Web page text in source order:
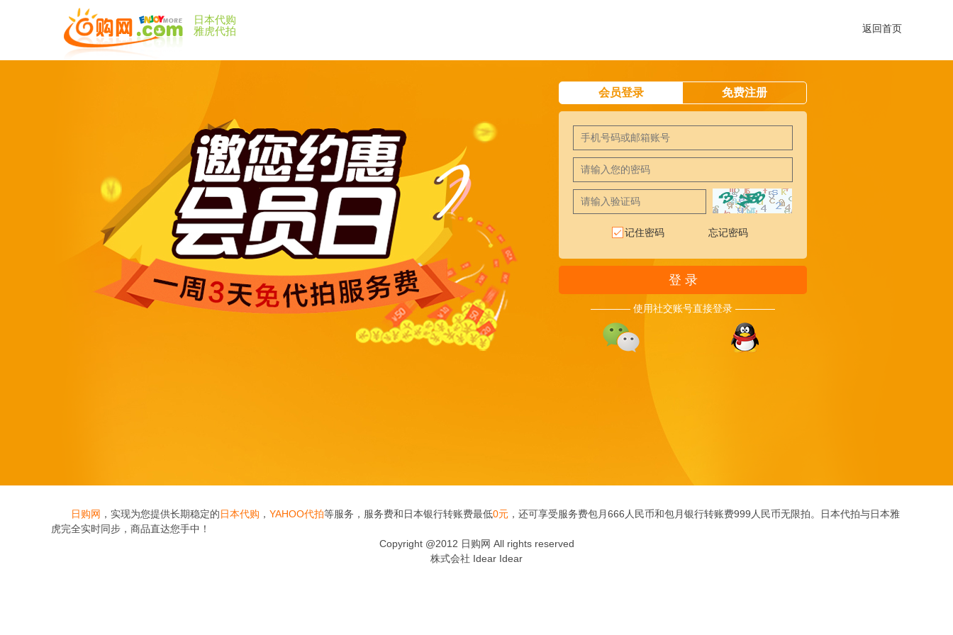
日本代购
雅虎代拍
返回首页
会员登录 免费注册
记住密码 忘记密码
登 录
———— 使用社交账号直接登录 ————
日购网 ，实现为您提供长期稳定的日本代购 ， YAHOO代拍等服务，服务费和日本银行转账费最低0元 ，还可享受服务费包月666人民币和包月银行转账费999人民币无限拍。日本代拍与日本雅
虎完全实时同步，商品直达您手中！
Copyright @2012 日购网 All rights reserved
株式会社 Idear Idear